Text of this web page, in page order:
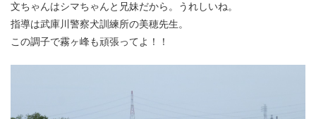
文ちゃんはシマちゃんと兄妹だから。うれしいね。
指導は武庫川警察犬訓練所の美穂先生。
この調子で霧ヶ峰も頑張ってよ！！
0743-78-0626